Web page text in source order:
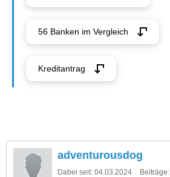
56 Banken im Vergleich
Kreditantrag
adventurousdog
Dabei seit: 04.03.2024 Beiträge: